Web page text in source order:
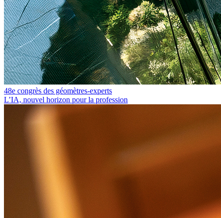
48e congrès des géomètres-experts
L’IA, nouvel horizon pour la profession